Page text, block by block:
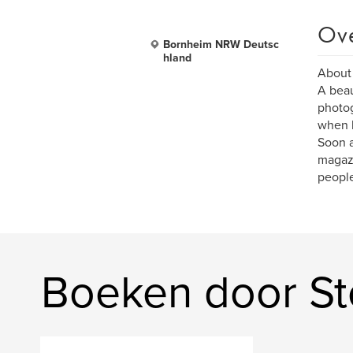
Bornheim NRW Deutsc
hland
About
A
when
Soon
Boeken door